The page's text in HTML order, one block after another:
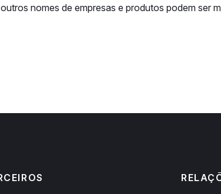
nomes de empresas e produtos podem ser